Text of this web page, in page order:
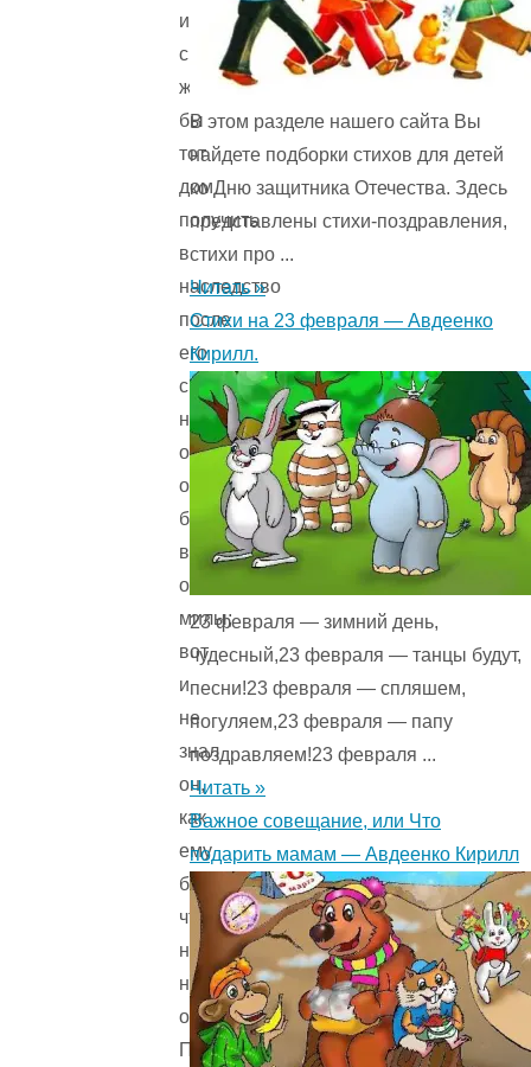
из
сыновей
желал
бы
тот
дом
получить
в
наследство
после
его
смерти,
но
отцу
они
были
все
одинаково
милы;
вот
и
не
знал
он,
как
ему
быть,
чтобы
никого
не
обидеть.
Продать
В этом разделе нашего сайта Вы
найдете подборки стихов для детей
ко Дню защитника Отечества. Здесь
представлены стихи-поздравления,
стихи про ...
Читать »
Стихи на 23 февраля — Авдеенко
Кирилл.
23 февраля — зимний день,
чудесный,23 февраля — танцы будут,
песни!23 февраля — спляшем,
погуляем,23 февраля — папу
поздравляем!23 февраля ...
Читать »
Важное совещание, или Что
подарить мамам — Авдеенко Кирилл